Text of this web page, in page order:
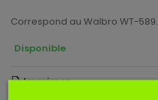
(5 avis)
Correspond au Walbro WT-589.
Disponible
Imprimer